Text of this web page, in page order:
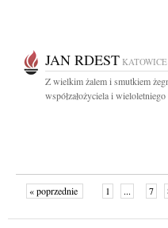
JAN RDEST KATOWICE
Z wielkim żalem i smutkiem
współzałożyciela i wieloletniego
« poprzednie 1 ... 7